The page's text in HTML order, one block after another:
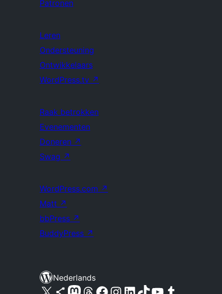
Patronen
Leren
Ondersteuning
Ontwikkelaars
WordPress.tv ↗
Raak betrokken
Evenementen
Doneren ↗
Swag ↗
WordPress.com ↗
Matt ↗
bbPress ↗
BuddyPress ↗
Nederlands